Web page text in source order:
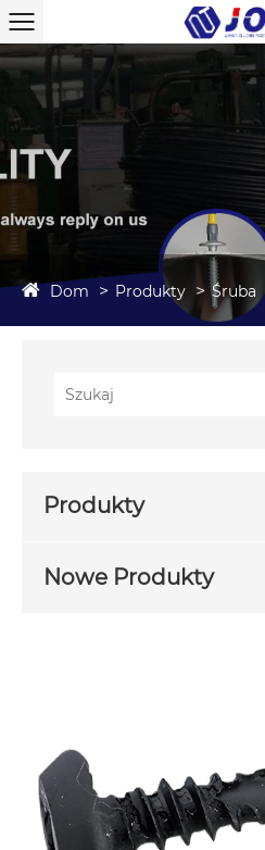
Dom Produkty Śruba
Produkty
Nowe Produkty